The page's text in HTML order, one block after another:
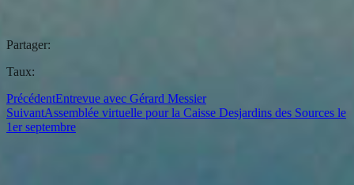
Partager:
Taux:
PrécédentEntrevue avec Gérard Messier
SuivantAssemblée virtuelle pour la Caisse Desjardins des Sources le
1er septembre